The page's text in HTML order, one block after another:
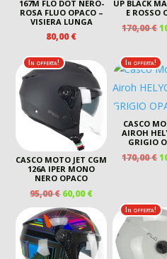
167M FLO DOT NERO-
ROSA FLUO OPACO –
VISIERA LUNGA
80,00€
UP BLACK
E ROSSO
170,00€IL
In offerta!
CASCO MOTO JET CGM
126A IPER MONO
NERO OPACO
95,00€ IL
PREZZO
ORIGINALE
ERA:
95,00 €.
60,00€IL
PREZZO
ATTUALE
È:
60,00 €.
In offerta!
CASCO
AIROH
GRIGIO
170,00€IL
In offerta!